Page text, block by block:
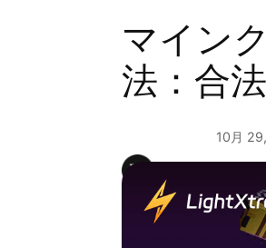
マイン
法：合
10月